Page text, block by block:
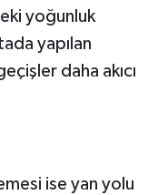
yoğunluk
yapılan
daha akıcı
ise yan yolu